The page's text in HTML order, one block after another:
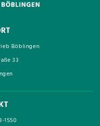
Böblingen
33
1550